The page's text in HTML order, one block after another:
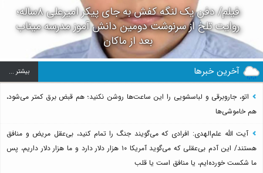
فیلم/ دفن یک لنگه کفش به جای پیکر امیرعلی ۸ساله؛
روایت تلخ از سرنوشت دومین دانش آموز مدرسه میناب
بعد از ماکان
آخرین خبرها بيشتر ...
اتو، جاروبرقی و لباسشویی را این ساعت‌ها روشن نکنید؛ هم قبض برق کمتر می‌شود،
هم خاموشی‌ها
آیت الله علم‌الهدی: افرادی که می‌گویند جنگ را تمام کنید، بی‌عقل مریض و منافق
هستند/ این آدم بی‌عقلی که می‌گوید آمریکا ۱۰ هزار دلار دارد و ما هزار دلار داریم، پس
ما شکست خورده‌ایم، یا منافق است یا قلب